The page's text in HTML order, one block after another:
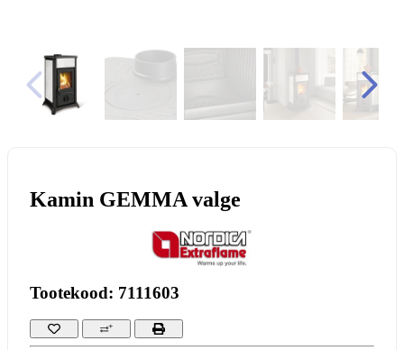
Kamin GEMMA valge
Tootekood: 7111603